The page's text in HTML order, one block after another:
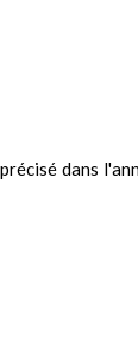
dans